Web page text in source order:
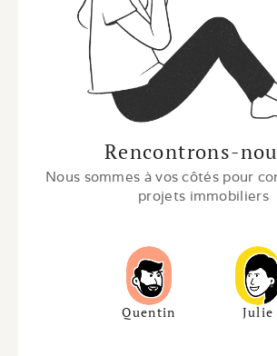
Rencontrons-
Nous sommes à vos côtés pour
projets immobiliers
Quentin Julie